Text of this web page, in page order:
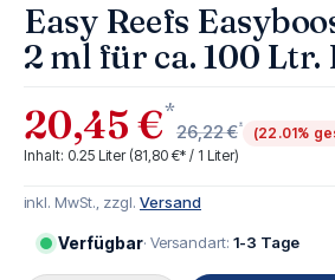
Easy Reefs
2 ml für ca. 100 Ltr.
20,45 €*
26,22 €*
(22.01%
Inhalt: 0.25 Liter (81,80 €* / 1 Liter)
inkl. MwSt., zzgl. Versand
Verfügbar· Versandart: 1-3 Tage